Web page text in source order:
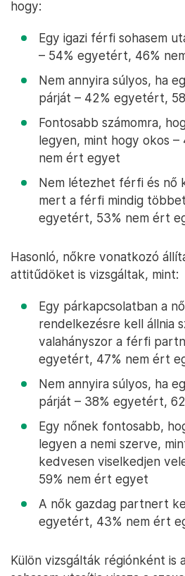
hogy:
Egy igazi férfi sohasem
– 54% egyetért, 46%
Nem annyira súlyos, ha
párját – 42% egyetért,
Fontosabb számomra,
legyen, mint hogy okos
nem ért egyet
Nem létezhet férfi és nő
mert a férfi mindig
egyetért, 53% nem ért
Hasonló, nőkre vonatkozó
attitűdöket is vizsgáltak, mint:
Egy párkapcsolatban a
rendelkezésre kell állnia
valahányszor a férfi
egyetért, 47% nem ért
Nem annyira súlyos, ha
párját – 38% egyetért,
Egy nőnek fontosabb,
legyen a nemi szerve,
kedvesen viselkedjen
59% nem ért egyet
A nők gazdag partnert
egyetért, 43% nem ért
Külön vizsgálták régiónként is